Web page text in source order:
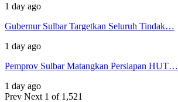
1 day ago
Gubernur Sulbar Targetkan Seluruh Tindak…
1 day ago
Pemprov Sulbar Matangkan Persiapan HUT…
1 day ago
Prev Next 1 of 1,521